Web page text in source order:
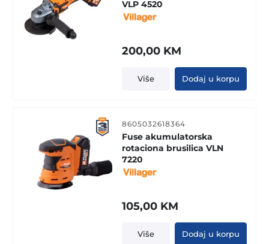
VLP 4520
200,00 KM
Više Dodaj u korpu
8605032618364
Fuse akumulatorska
rotaciona brusilica VLN
7220
105,00 KM
Više Dodaj u korpu